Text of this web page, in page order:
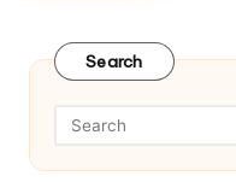
Search